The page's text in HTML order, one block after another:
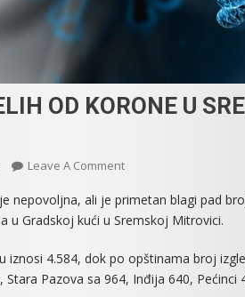
OD KORONE U
Leave A CommentOn
BROJ
OBOLELIH
KORONE
U
nepovoljna, ali je primetan blagi pad
u Gradskoj kući u Sremskoj Mitrovici.
iznosi 4.584, dok po opštinama broj
Pazova sa 964, Inđija 640, Pećinci